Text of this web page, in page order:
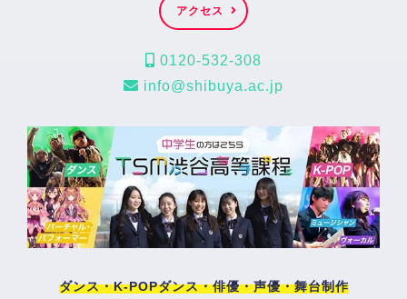
アクセス
0120-532-308
info@shibuya.ac.jp
ダンス・K-POPダンス・俳優・声優・舞台制作